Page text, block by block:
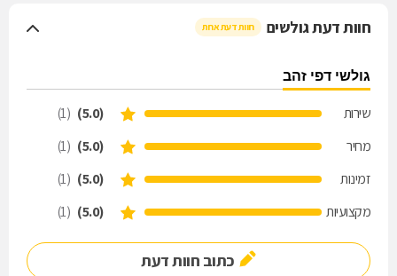
חוות דעת גולשים חוות דעת אחת
גולשי דפי זהב
שירות (5.0)
(1)
מחיר
(5.0)
(1)
זמינות
(5.0)
(1)
מקצועיות
(5.0)
(1)
כתוב חוות דעת